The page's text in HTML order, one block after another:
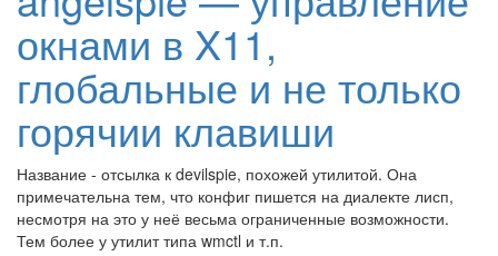
окнами в X11,
глобальные и не только
горячии клавиши
Название - отсылка к devilspie, похожей утилитой. Она
примечательна тем, что конфиг пишется на диалекте лисп,
несмотря на это у неё весьма ограниченные возможности.
Тем более у утилит типа wmctl и т.п.